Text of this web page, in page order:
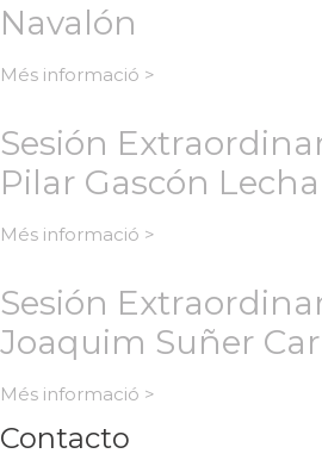
Navalón
Més informació >
Sesión
Pilar Gascón Lecha
Més informació >
Sesión
Joaquim Suñer
Més informació >
Contacto